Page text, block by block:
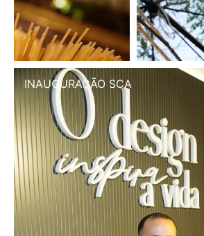
INAUGURAÇÃO SCA